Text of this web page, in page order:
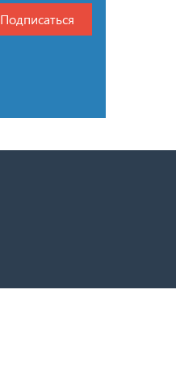
Подписаться